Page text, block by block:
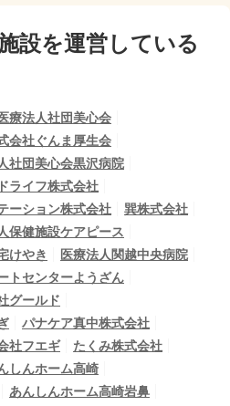
設を運営している
療法人社団美心会
会社ぐんま厚生会
社団美心会黒沢病院
ライフ株式会社
ーション株式会社
巽株式会社
保健施設ケアピース
けやき
医療法人関越中央病院
トセンターようざん
グールド
パナケア真中株式会社
社フエギ
たくみ株式会社
しんホーム高崎
あんしんホーム高崎岩鼻